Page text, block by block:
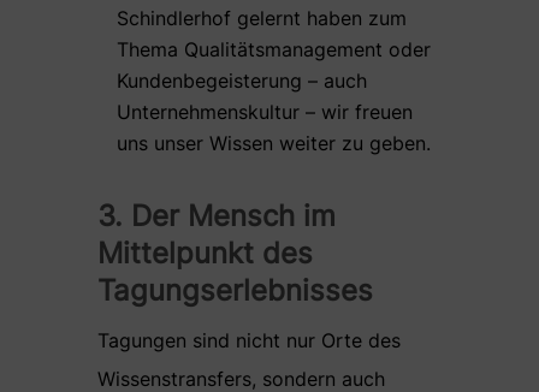
Schindlerhof gelernt haben zum
Thema Qualitätsmanagement oder
Kundenbegeisterung – auch
Unternehmenskultur – wir freuen
uns unser Wissen weiter zu geben.
3. Der Mensch im
Mittelpunkt des
Tagungserlebnisses
Tagungen sind nicht nur Orte des
Wissenstransfers, sondern auch